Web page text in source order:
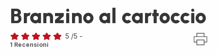
Branzino al cartoccio
Recensione
5 /5 -
1 Recensioni